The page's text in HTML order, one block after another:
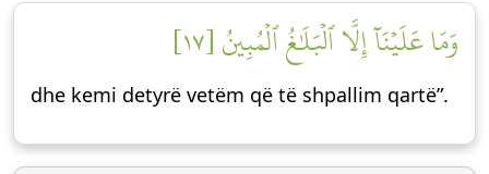
وَمَا عَلَيۡنَآ إِلَّا ٱلۡبَلَٰغُ ٱلۡمُبِينُ [١٧]
dhe kemi detyrë vetëm që të shpallim qartë”.